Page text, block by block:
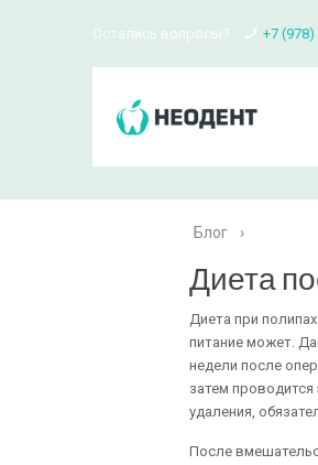
Остались вопросы? +7 (978)
Блог ›
Диета
Диета при
питание может.
недели после
затем
удаления,
После